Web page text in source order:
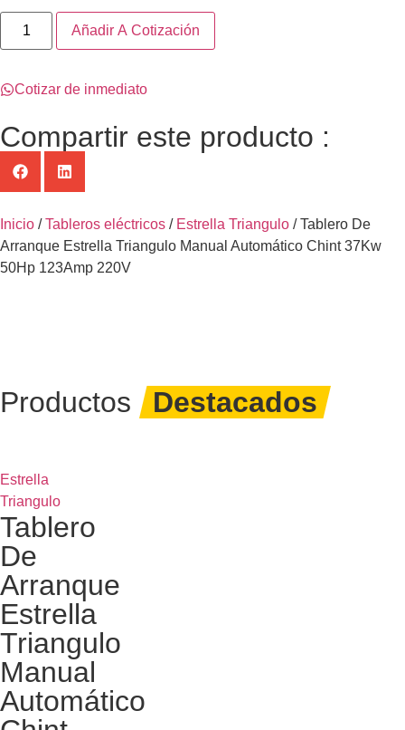
Añadir A Cotización
Cotizar de inmediato
Compartir este producto :
Inicio /Tableros eléctricos / Estrella Triangulo / Tablero De
Arranque Estrella Triangulo Manual Automático Chint 37Kw
50Hp 123Amp 220V
Productos Destacados
Estrella
Triangulo
Tablero
De
Arranque
Estrella
Triangulo
Manual
Automático